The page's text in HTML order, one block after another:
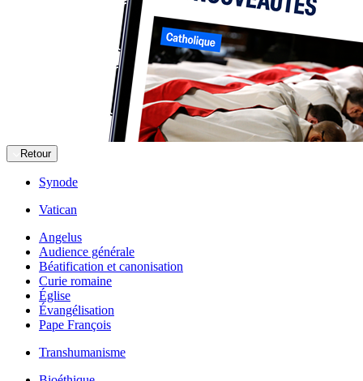
Retour
Synode
Vatican
Angelus
Audience générale
Béatification et canonisation
Curie romaine
Église
Évangélisation
Pape François
Transhumanisme